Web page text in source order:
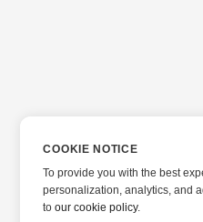
COOKIE NOTICE
To provide you with the best
personalization, analytics, and
toour cookie policy.